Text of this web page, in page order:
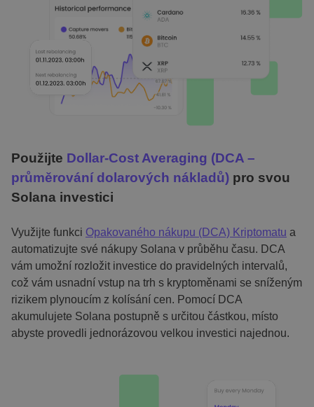
Použijte Dollar-Cost Averaging (DCA –
průměrování dolarových nákladů) pro svou
Solana investici
Využijte funkci Opakovaného nákupu (DCA) Kriptomatu a
automatizujte své nákupy Solana v průběhu času. DCA
vám umožní rozložit investice do pravidelných intervalů,
což vám usnadní vstup na trh s kryptoměnami se sníženým
rizikem plynoucím z kolísání cen. Pomocí DCA
akumulujete Solana postupně s určitou částkou, místo
abyste provedli jednorázovou velkou investici najednou.